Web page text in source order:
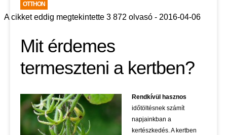
OTTHON
A cikket eddig megtekintette 3 872 olvasó - 2016-04-06
Mit érdemes
termeszteni a kertben?
Rendkívül hasznos
időtöltésnek számít
napjainkban a
kertészkedés. A kertben